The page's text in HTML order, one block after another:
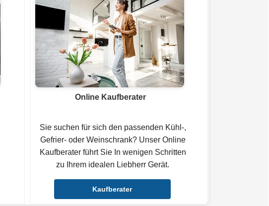
Online Kaufberater
Sie suchen für sich den passenden Kühl-,
Gefrier- oder Weinschrank? Unser Online
Kaufberater führt Sie In wenigen Schritten
zu Ihrem idealen Liebherr Gerät.
Kaufberater